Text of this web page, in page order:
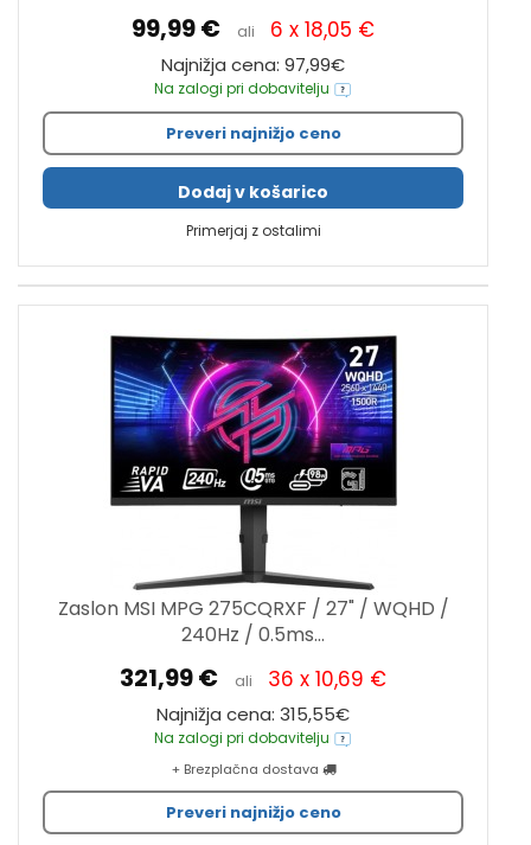
99,99 € ali 6 x 18,05 €
Najnižja cena: 97,99€
Na zalogi pri dobavitelju
Preveri najnižjo ceno
Dodaj v košarico
Primerjaj z ostalimi
Zaslon MSI MPG 275CQRXF / 27" / WQHD /
240Hz / 0.5ms...
321,99 € ali 36 x 10,69 €
Najnižja cena: 315,55€
Na zalogi pri dobavitelju
+ Brezplačna dostava
Preveri najnižjo ceno